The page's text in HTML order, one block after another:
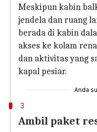
Meskipun kabin
jendela dan ruang
berada di kabin
akses ke kolam
dan aktivitas yang
kapal pesiar.
Anda
3
Ambil paket